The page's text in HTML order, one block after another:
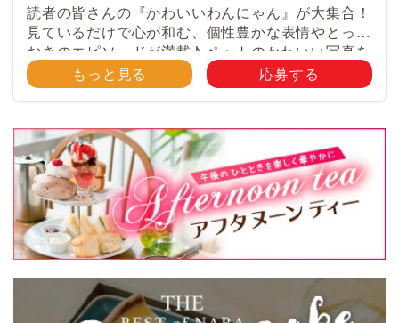
読者の皆さんの『かわいいわんにゃん』が大集合！
見ているだけで心が和む、個性豊かな表情やとって
おきのエピソードが満載♪ ペットのかわいい写真を
大募集！ みなさんのご自慢のペット写真や動画を
大募集！ 携帯電話・スマホ等で撮影 […]
もっと見る 応募する